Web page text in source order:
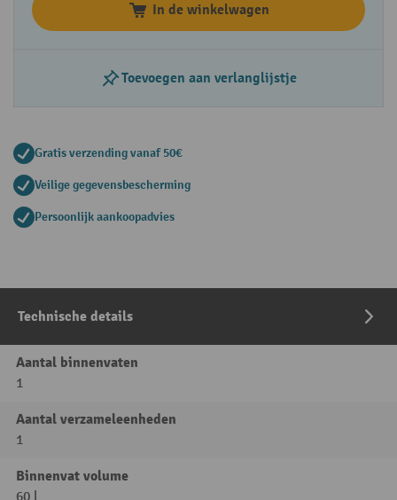
In de winkelwagen
Toevoegen aan verlanglijstje
Gratis verzending vanaf 50€
Veilige gegevensbescherming
Persoonlijk aankoopadvies
Technische details
Aantal binnenvaten
1
Aantal verzameleenheden
1
Binnenvat volume